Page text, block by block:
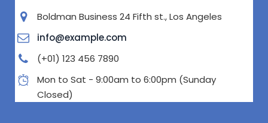
Boldman Business 24 Fifth st., Los Angeles
info@example.com
(+01) 123 456 7890
Mon to Sat - 9:00am to 6:00pm (Sunday
Closed)